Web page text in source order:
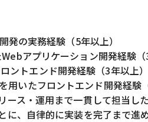
発の実務経験（5年以上）
アプリケーション開発経験（
ントエンド開発経験（3年以上）
用いたフロントエンド開発経験
ース・運用まで一貫して担当し
に、自律的に実装を完了まで進